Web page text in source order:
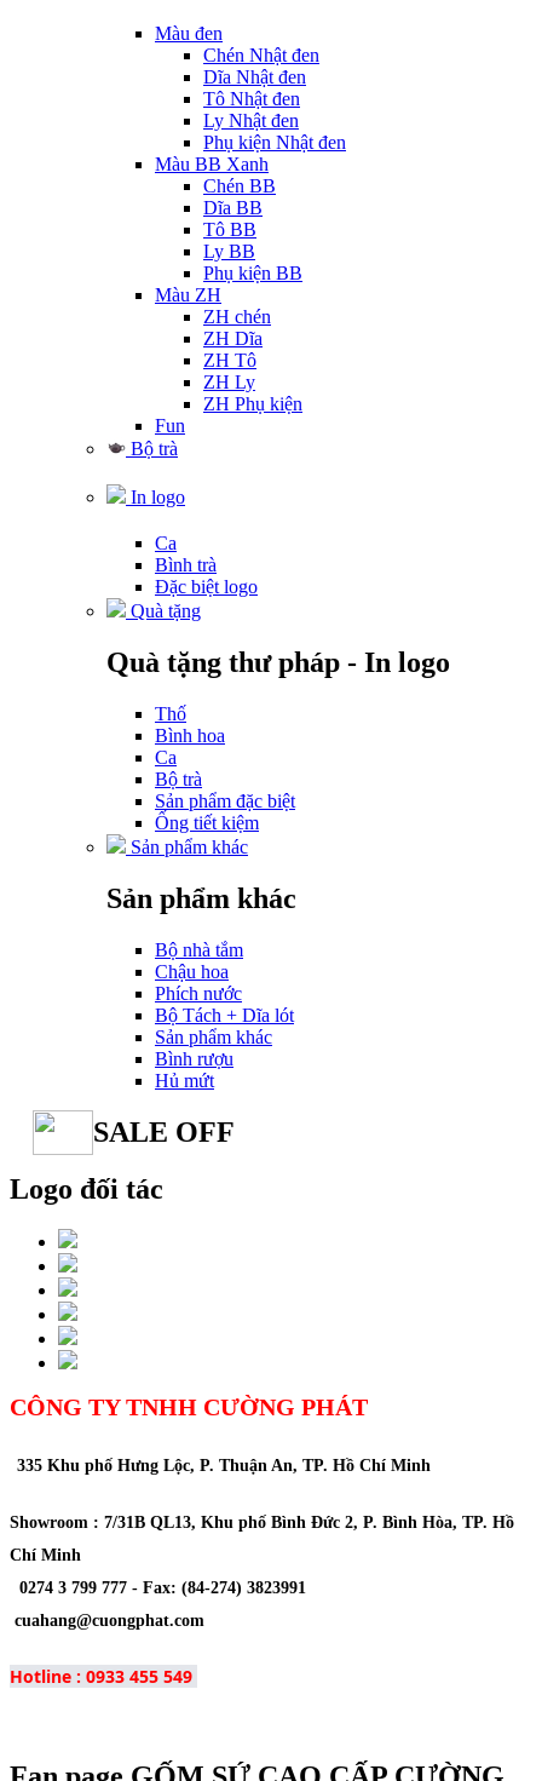
Màu đen
Chén Nhật đen
Dĩa Nhật đen
Tô Nhật đen
Ly Nhật đen
Phụ kiện Nhật đen
Màu BB Xanh
Chén BB
Dĩa BB
Tô BB
Ly BB
Phụ kiện BB
Màu ZH
ZH chén
ZH Dĩa
ZH Tô
ZH Ly
ZH Phụ kiện
Fun
Bộ trà
In logo
Ca
Bình trà
Đặc biệt logo
Quà tặng
Quà tặng thư pháp - In logo
Thố
Bình hoa
Ca
Bộ trà
Sản phẩm đặc biệt
Ống tiết kiệm
Sản phẩm khác
Sản phẩm khác
Bộ nhà tắm
Chậu hoa
Phích nước
Bộ Tách + Dĩa lót
Sản phẩm khác
Bình rượu
Hủ mứt
SALE OFF
Logo đối tác
CÔNG TY TNHH CƯỜNG PHÁT
335 Khu phố Hưng Lộc, P. Thuận An, TP. Hồ Chí Minh
Showroom : 7/31B QL13, Khu phố Bình Đức 2, P. Bình Hòa, TP. Hồ
Chí Minh
0274 3 799 777 - Fax: (84-274) 3823991
cuahang@cuongphat.com
Hotline : 0933 455 549